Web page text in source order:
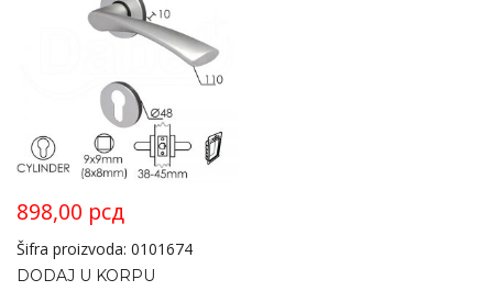
898,00 рсд
Šifra proizvoda: 0101674
DODAJ U KORPU